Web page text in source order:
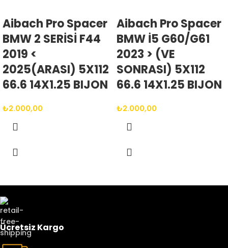
Aibach Pro Spacer
BMW 2 SERİSİ F44
2019 <
2025(ARASI) 5X112
66.6 14X1.25 BIJON
₺2.000,00
Aibach Pro Spacer
BMW İ5 G60/G61
2023 > (VE
SONRASI) 5X112
66.6 14X1.25 BIJON
₺2.000,00
Ücretsiz Kargo